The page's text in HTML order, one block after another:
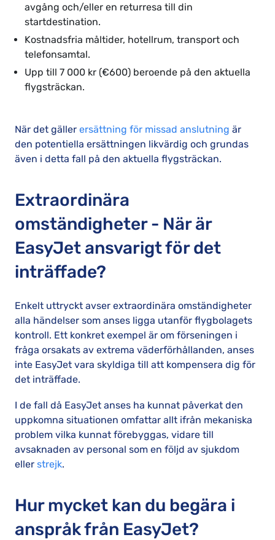
avgång och/eller en returresa till din
startdestination.
Kostnadsfria måltider, hotellrum, transport och
telefonsamtal.
Upp till 7 000 kr (€600) beroende på den aktuella
flygsträckan.
När det gäller ersättning för missad anslutning är
den potentiella ersättningen likvärdig och grundas
även i detta fall på den aktuella flygsträckan.
Extraordinära
omständigheter - När är
EasyJet ansvarigt för det
inträffade?
Enkelt uttryckt avser extraordinära omständigheter
alla händelser som anses ligga utanför flygbolagets
kontroll. Ett konkret exempel är om förseningen i
fråga orsakats av extrema väderförhållanden, anses
inte EasyJet vara skyldiga till att kompensera dig för
det inträffade.
I de fall då EasyJet anses ha kunnat påverkat den
uppkomna situationen omfattar allt ifrån mekaniska
problem vilka kunnat förebyggas, vidare till
avsaknaden av personal som en följd av sjukdom
eller strejk.
Hur mycket kan du begära i
anspråk från EasyJet?